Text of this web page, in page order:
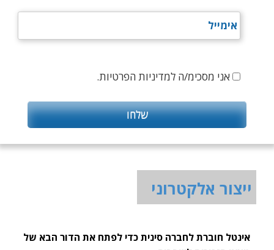
אני מסכימ/ה למדיניות הפרטיות.
ייצור אלקטרוני
אינטל חוברת לחברה סינית כדי לפתח את הדור הבא של